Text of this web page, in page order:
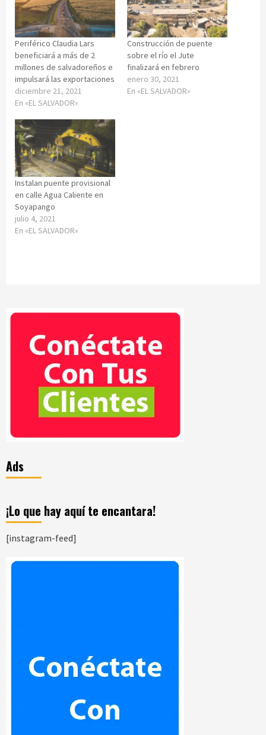
Periférico Claudia Lars
beneficiará a más de 2
millones de salvadoreños e
impulsará las exportaciones
diciembre 21, 2021
En «EL SALVADOR»
Construcción de puente
sobre el río el Jute
finalizará en febrero
enero 30, 2021
En «EL SALVADOR»
Instalan puente provisional
en calle Agua Caliente en
Soyapango
julio 4, 2021
En «EL SALVADOR»
Ads
¡Lo que hay aquí te encantara!
[instagram-feed]